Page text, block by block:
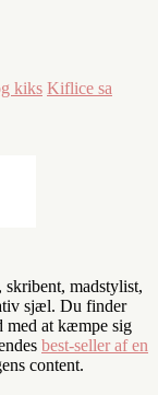
kiks Kiflice sa
madstylist,
sjæl. Du finder
med at kæmpe sig
best-seller af en
content.